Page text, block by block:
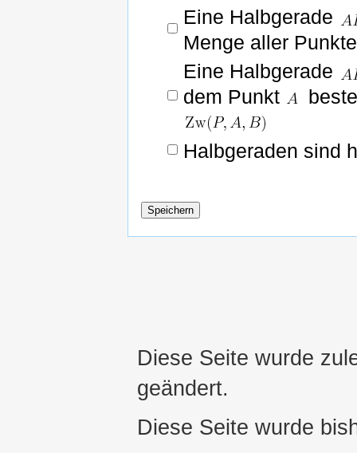
Eine Halbgerade
Menge aller
Eine Halbgerade
dem Punkt
Halbgeraden sind
Diese Seite wurde
geändert.
Diese Seite wurde